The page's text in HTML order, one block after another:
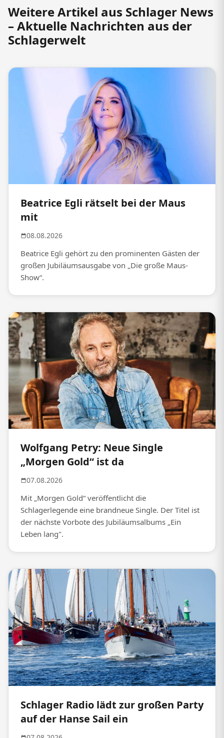
Weitere Artikel aus Schlager News
– Aktuelle Nachrichten aus der
Schlagerwelt
Beatrice Egli rätselt bei der Maus
mit
08.08.2026
Beatrice Egli gehört zu den prominenten Gästen der
großen Jubiläumsausgabe von „Die große Maus-
Show“.
Wolfgang Petry: Neue Single
„Morgen Gold“ ist da
07.08.2026
Mit „Morgen Gold“ veröffentlicht die
Schlagerlegende eine brandneue Single. Der Titel ist
der nächste Vorbote des Jubiläumsalbums „Ein
Leben lang".
Schlager Radio lädt zur großen Party
auf der Hanse Sail ein